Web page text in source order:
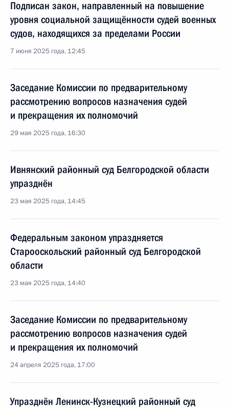
Подписан закон, направленный на повышение
уровня социальной защищённости судей военных
судов, находящихся за пределами России
7 июня 2025 года, 12:45
Заседание Комиссии по предварительному
рассмотрению вопросов назначения судей
и прекращения их полномочий
29 мая 2025 года, 16:30
Ивнянский районный суд Белгородской области
упразднён
23 мая 2025 года, 14:45
Федеральным законом упраздняется
Старооскольский районный суд Белгородской
области
23 мая 2025 года, 14:40
Заседание Комиссии по предварительному
рассмотрению вопросов назначения судей
и прекращения их полномочий
24 апреля 2025 года, 17:00
Упразднён Ленинск-Кузнецкий районный суд